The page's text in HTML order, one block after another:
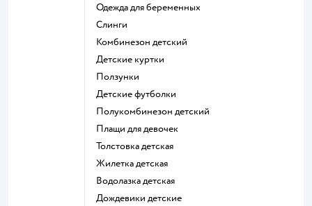
Одежда для беременных
Слинги
Комбинезон детский
Детские куртки
Ползунки
Детские футболки
Полукомбинезон детский
Плащи для девочек
Толстовка детская
Жилетка детская
Водолазка детская
Дождевики детские